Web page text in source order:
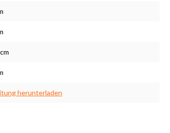
herunterladen